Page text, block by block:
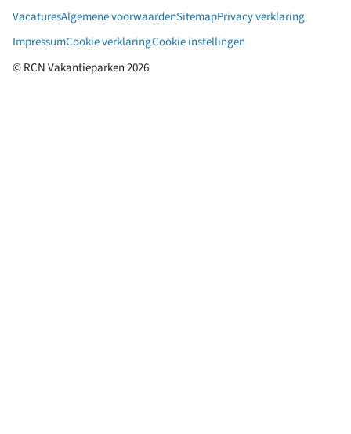
© RCN Vakantieparken 2026
VacaturesAlgemene voorwaardenSitemapPrivacy verklaring
ImpressumCookie verklaringCookie instellingen